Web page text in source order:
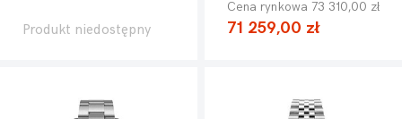
Produkt niedostępny
Cena rynkowa 73 310,00 zł
71 259,00 zł